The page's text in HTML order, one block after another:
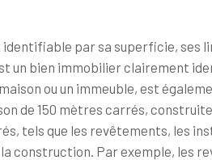
par sa superficie, ses
un bien immobilier clairement
ou un immeuble, est
de 150 mètres carrés,
tels que les revêtements, les
construction. Par exemple, les